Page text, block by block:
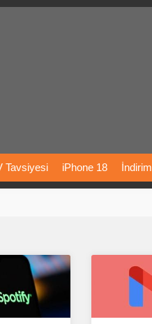
Tavsiyesi iPhone 18 İndirim